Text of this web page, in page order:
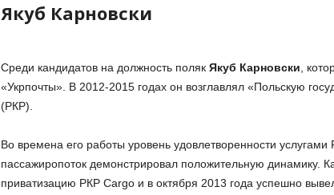
Якуб Карновски
Среди кандидатов на должность поляк Якуб Карновски ,
«Укрпочты». В 2012-2015 годах он возглавлял «Польскую
(РКР).
Во времена его работы уровень удовлетворенности услугами
пассажиропоток демонстрировал положительную динамику.
приватизацию РКР Cargo и в октября 2013 года успешно